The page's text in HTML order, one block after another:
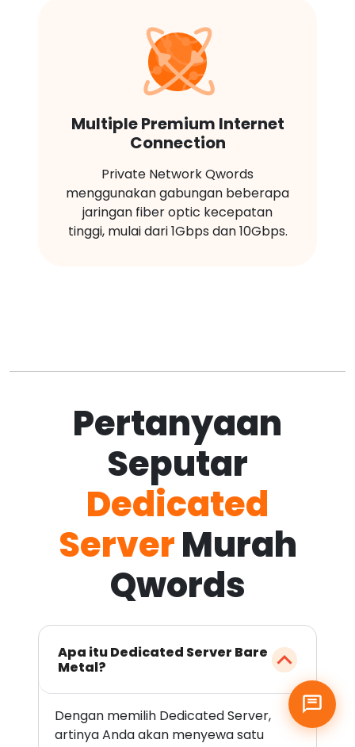
Multiple Premium Internet
Connection
Private Network Qwords
menggunakan gabungan beberapa
jaringan fiber optic kecepatan
tinggi, mulai dari 1Gbps dan 10Gbps.
Pertanyaan
Seputar
Dedicated
ServerMurah
Qwords
Apa itu Dedicated Server Bare
Metal?
Dengan memilih Dedicated Server,
artinya Anda akan menyewa satu